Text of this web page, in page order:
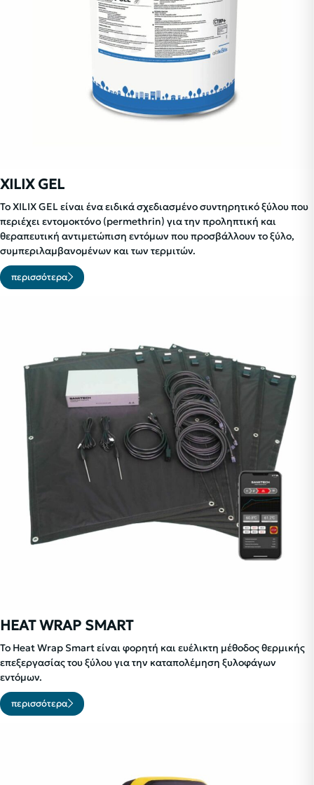
XILIX GEL
Το XILIX GEL είναι ένα ειδικά σχεδιασμένο συντηρητικό ξύλου που
περιέχει εντομοκτόνο (permethrin) για την προληπτική και
θεραπευτική αντιμετώπιση εντόμων που προσβάλλουν το ξύλο,
συμπεριλαμβανομένων και των τερμιτών.
περισσότερα
HEAT WRAP SMART
Το Heat Wrap Smart είναι φορητή και ευέλικτη μέθοδος θερμικής
επεξεργασίας του ξύλου για την καταπολέμηση ξυλοφάγων
εντόμων.
περισσότερα